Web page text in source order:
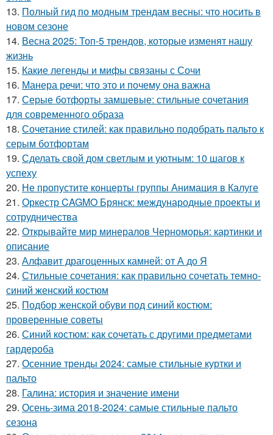
13. Полный гид по модным трендам весны: что носить в
новом сезоне
14. Весна 2025: Топ-5 трендов, которые изменят нашу
жизнь
15. Какие легенды и мифы связаны с Сочи
16. Манера речи: что это и почему она важна
17. Серые ботфорты замшевые: стильные сочетания
для современного образа
18. Сочетание стилей: как правильно подобрать пальто к
серым ботфортам
19. Сделать свой дом светлым и уютным: 10 шагов к
успеху
20. Не пропустите концерты группы Анимация в Калуге
21. Оркестр CAGMO Брянск: международные проекты и
сотрудничества
22. Открывайте мир минералов Черноморья: картинки и
описание
23. Алфавит драгоценных камней: от А до Я
24. Стильные сочетания: как правильно сочетать темно-
синий женский костюм
25. Подбор женской обуви под синий костюм:
проверенные советы
26. Синий костюм: как сочетать с другими предметами
гардероба
27. Осенние тренды 2024: самые стильные куртки и
пальто
28. Галина: история и значение имени
29. Осень-зима 2018-2024: самые стильные пальто
сезона